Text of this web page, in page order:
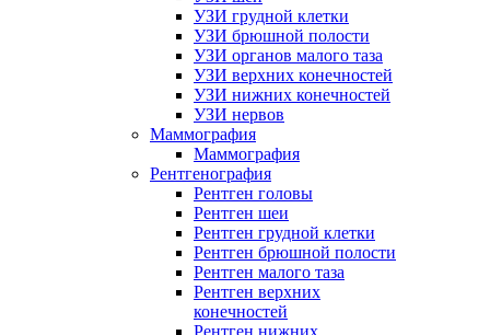
УЗИ грудной клетки
УЗИ брюшной полости
УЗИ органов малого таза
УЗИ верхних конечностей
УЗИ нижних конечностей
УЗИ нервов
Маммография
Маммография
Рентгенография
Рентген головы
Рентген шеи
Рентген грудной клетки
Рентген брюшной полости
Рентген малого таза
Рентген верхних
конечностей
Рентген нижних